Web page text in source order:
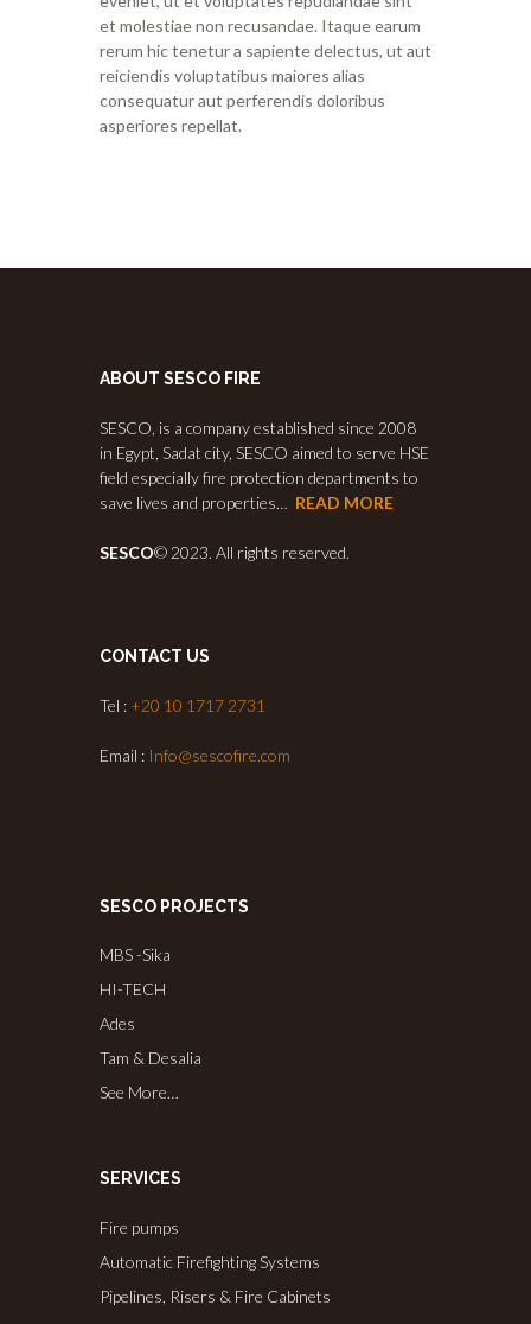
et molestiae non recusandae. Itaque earum
rerum hic tenetur a sapiente delectus, ut aut
reiciendis voluptatibus maiores alias
consequatur aut perferendis doloribus
asperiores repellat.
ABOUT SESCO FIRE
SESCO, is a company established since 2008
in Egypt, Sadat city, SESCO aimed to serve HSE
field especially fire protection departments to
save lives and properties… READ MORE
SESCO© 2023. All rights reserved.
CONTACT US
Tel : +20 10 1717 2731
Email : Info@sescofire.com
SESCO PROJECTS
MBS -Sika
HI-TECH
Ades
Tam & Desalia
See More…
SERVICES
Fire pumps
Automatic Firefighting Systems
Pipelines, Risers & Fire Cabinets